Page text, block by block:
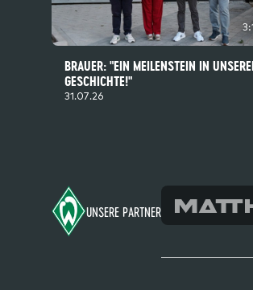
BRAUER: "EIN MEILENSTEIN IN
GESCHICHTE!"
31.07.26
UNSERE PARTNER